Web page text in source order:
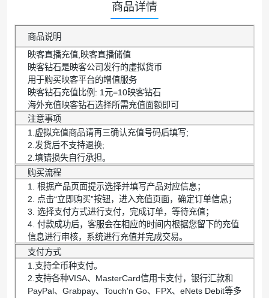
商品详情
商品说明
映客直播充值,映客直播储值
映客钻石是映客公司发行的虚拟货币
用于购买映客平台的增值服务
映客钻石充值比例: 1元=10映客钻石
海外充值映客钻石选择所需充值面额即可
注意事项
1.虚拟充值商品请再三确认充值号码后填写;
2.发货后不支持退换;
2.填错损失自行承担。
购买流程
1. 根据产品页面提示选择并填写产品对应信息；
2. 点击“立即购买”按钮，进入充值页面，确定订单信息；
3. 选择支付方式进行支付，完成订单，等待充值；
4. 付款成功后，客服会在相应的时间内根据您留下的充值
信息进行审核，系统进行充值并完成交易。
支付方式
1.支持全币种支付。
2.支持各种VISA、MasterCard信用卡支付，银行汇款和
PayPal、Grabpay、Touch'n Go、FPX、eNets Debit等多